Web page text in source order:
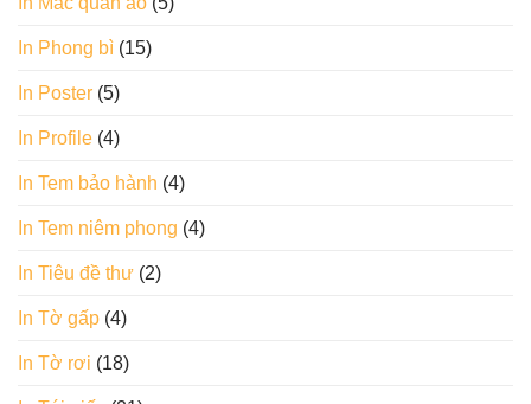
In Phong bì (15)
In Poster (5)
In Profile (4)
In Tem bảo hành (4)
In Tem niêm phong (4)
In Tiêu đề thư (2)
In Tờ gấp (4)
In Tờ rơi (18)